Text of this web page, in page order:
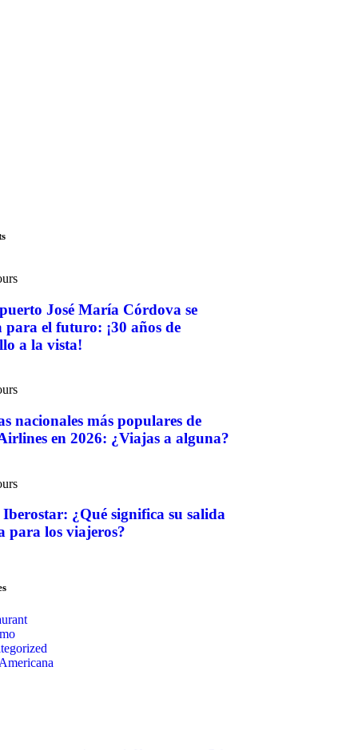
José María Córdova se
para el futuro: ¡30 años de
a la vista!
nacionales más populares de
en 2026: ¿Viajas a alguna?
¿Qué significa su salida
para los viajeros?